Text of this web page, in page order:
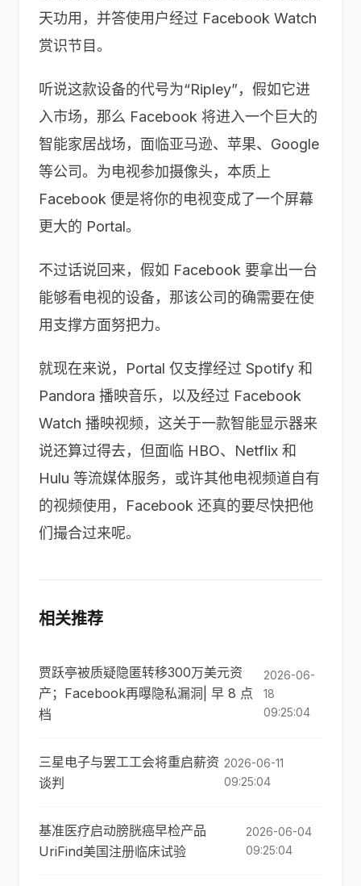
天功用，并答使用户经过 Facebook Watch
赏识节目。
听说这款设备的代号为“Ripley”，假如它进
入市场，那么 Facebook 将进入一个巨大的
智能家居战场，面临亚马逊、苹果、Google
等公司。为电视参加摄像头，本质上
Facebook 便是将你的电视变成了一个屏幕
更大的 Portal。
不过话说回来，假如 Facebook 要拿出一台
能够看电视的设备，那该公司的确需要在使
用支撑方面努把力。
就现在来说，Portal 仅支撑经过 Spotify 和
Pandora 播映音乐，以及经过 Facebook
Watch 播映视频，这关于一款智能显示器来
说还算过得去，但面临 HBO、Netflix 和
Hulu 等流媒体服务，或许其他电视频道自有
的视频使用，Facebook 还真的要尽快把他
们撮合过来呢。
相关推荐
贾跃亭被质疑隐匿转移300万美元资
产；Facebook再曝隐私漏洞| 早 8 点
档
2026-06-
18
09:25:04
三星电子与罢工工会将重启薪资
谈判
2026-06-11
09:25:04
基准医疗启动膀胱癌早检产品
UriFind美国注册临床试验
2026-06-04
09:25:04